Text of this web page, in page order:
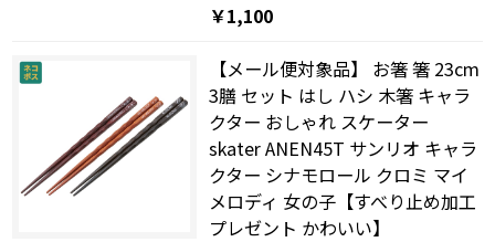
￥1,100
【メール便対象品】 お箸 箸 23cm
3膳 セット はし ハシ 木箸 キャラ
クター おしゃれ スケーター
skater ANEN45T サンリオ キャラ
クター シナモロール クロミ マイ
メロディ 女の子【すべり止め加工
プレゼント かわいい】